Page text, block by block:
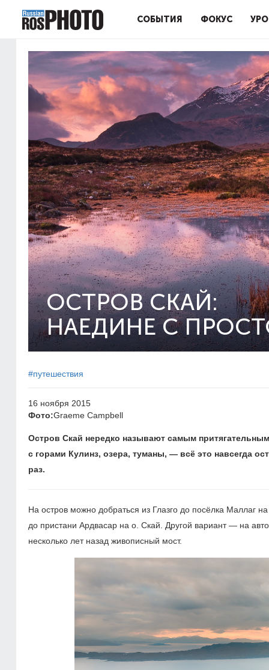
СОБЫТИЯ ФОКУС
ОСТРОВ СКАЙ:
НАЕДИНЕ С
#путешествия
16 ноября 2015
Фото:Graeme Campbell
Остров Скай нередко называют самым
с горами Кулинз, озера, туманы, — всё это навсегда
раз.​
На остров можно добраться из Глазго до посёлка Маллаг
до пристани Ардвасар на о. Скай. Другой вариант — на
несколько лет назад живописный мост.